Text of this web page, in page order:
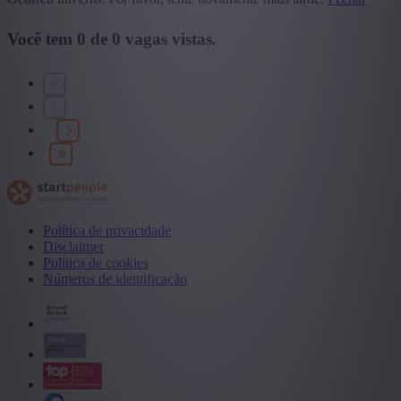
Você tem 0 de 0 vagas vistas.
Política de privacidade
Disclaimer
Política de cookies
Números de identificação